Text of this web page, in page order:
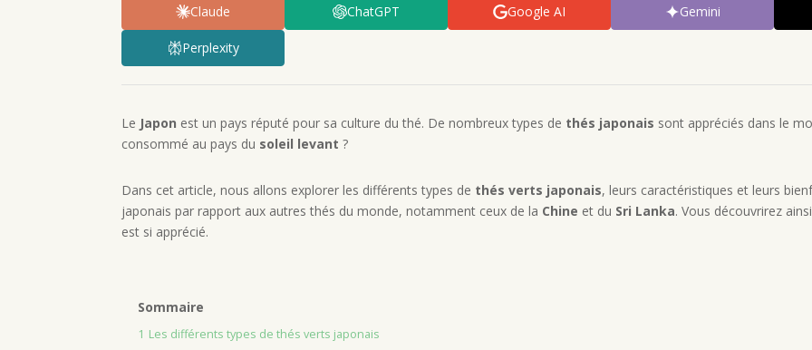
Claude ChatGPT Google AI Gemini
Perplexity
Le Japon est un pays réputé pour sa culture du thé. De nombreux types de thés japonais sont appréciés dans le
consommé au pays du soleil levant ?
Dans cet article, nous allons explorer les différents types de thés verts japonais, leurs caractéristiques et leurs
japonais par rapport aux autres thés du monde, notamment ceux de la Chine et du Sri Lanka. Vous découvrirez
est si apprécié.
Sommaire
1 Les différents types de thés verts japonais